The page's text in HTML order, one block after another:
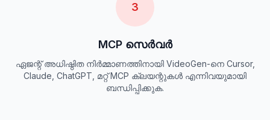
3
MCP സെർവർ
ഏജന്റ് അധിഷ്ഠിത നിർമ്മാണത്തിനായി VideoGen-നെ Cursor,
Claude, ChatGPT, മറ്റ് MCP ക്ലയന്റുകൾ എന്നിവയുമായി
ബന്ധിപ്പിക്കുക.